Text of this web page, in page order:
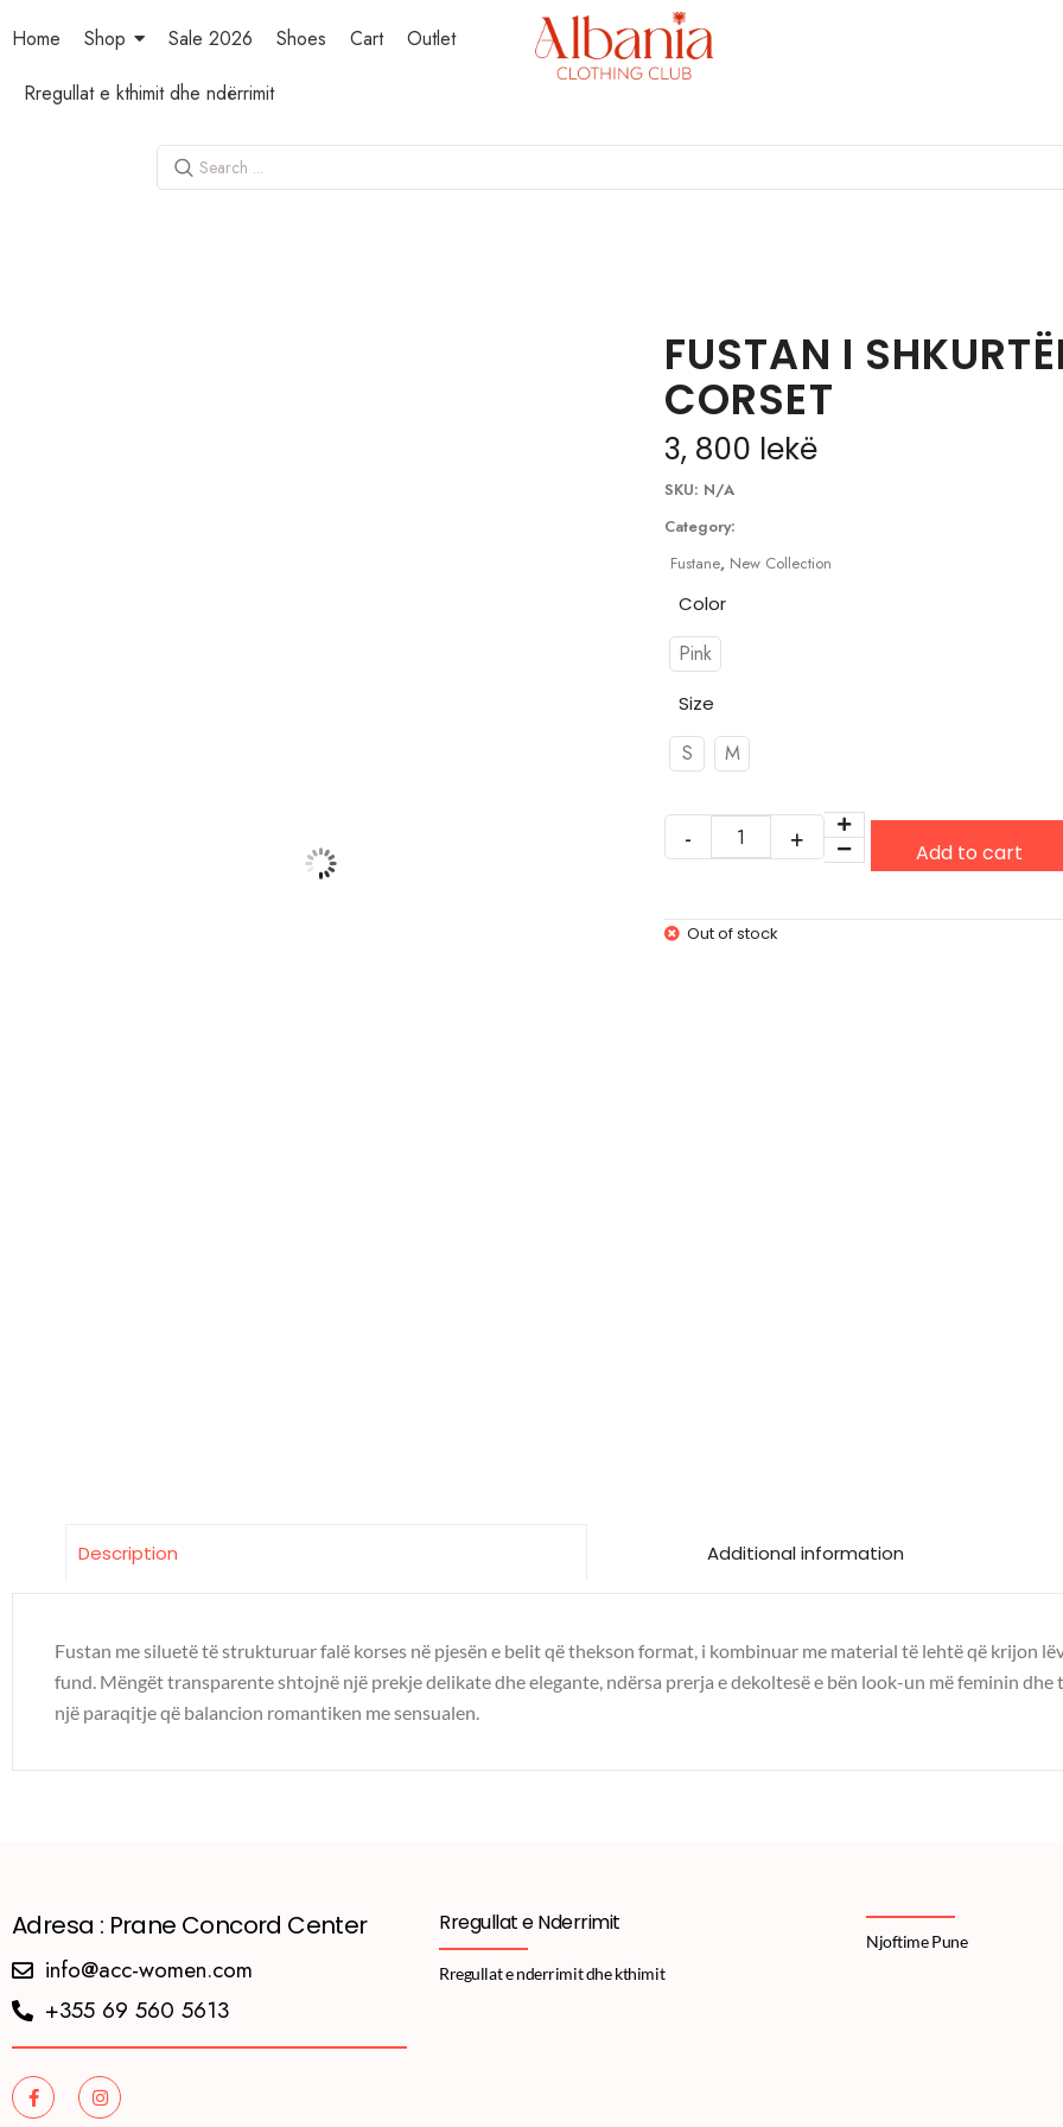
Home Shop Sale 2026 Shoes Cart
Outlet
Rregullat e kthimit dhe ndërrimit
FUSTAN I
CORSET
3, 800 lekë
SKU: N/A
Category:
Fustane, New Collection
Color
Pink
Size
S M
Add to cart
Out of stock
Description Additional information
Fustan me siluetë të strukturuar falë korses në pjesën e belit që thekson format, i kombinuar me material të lehtë që krijon
fund. Mëngët transparente shtojnë një prekje delikate dhe elegante, ndërsa prerja e dekoltesë e bën look-un më feminin dhe
një paraqitje që balancion romantiken me sensualen.
Adresa : Prane Concord Center
info@acc-women.com
+355 69 560 5613
Rregullat e Nderrimit
Rregullat e nderrimit dhe kthimit
Njoftime Pune